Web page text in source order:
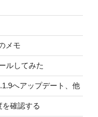
メモ
ルしてみた
へアップデート、他
確認する